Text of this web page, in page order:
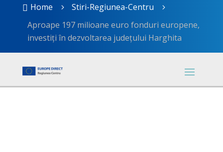
 Home 5 Stiri-Regiunea-Centru 5
Aproape 197 milioane euro fonduri europene,
investiți în dezvoltarea județului Harghita